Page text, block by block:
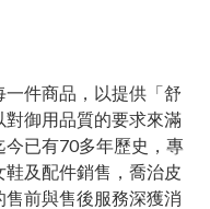
件商品，以提供「舒
御用品質的要求來滿
今已有70多年歷史，專
及配件銷售，喬治皮
前與售後服務深獲消